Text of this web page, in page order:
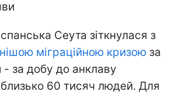
Сеута зіткнулася з
міграційною кризою за
- за добу до анклаву
60 тисяч людей. Для